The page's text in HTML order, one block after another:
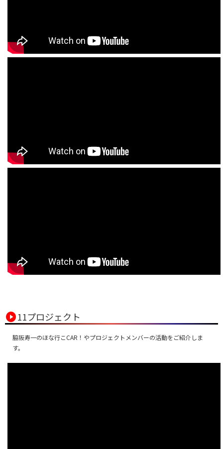
play_circle11プロジェクト
脇阪寿一のほな行こCAR！やプロジェクトメンバーの活動をご紹介しま
す。